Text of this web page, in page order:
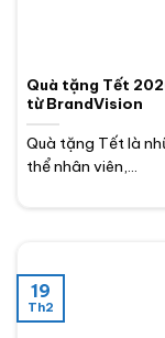
Quà tặng Tết
từ BrandVision
Quà tặng Tết là
thể nhân viên,...
19
Th2